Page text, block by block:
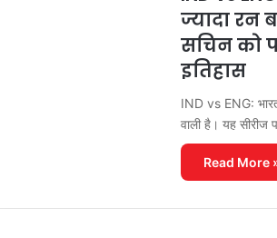
ज्यादा रन
सचिन को
इतिहास
IND vs ENG:
वाली है। यह सीरीज
Read More